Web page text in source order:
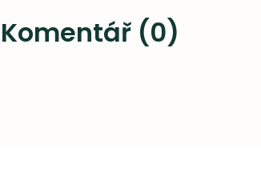
Komentář (0)